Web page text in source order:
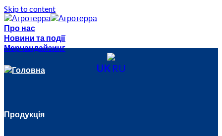
Skip to content
Про нас
Новини та події
Мерчандайзинг
UK RU
Головна
Продукція